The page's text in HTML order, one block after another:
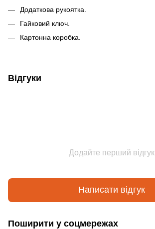
Додаткова рукоятка.
Гайковий ключ.
Картонна коробка.
Відгуки
Додайте перший відгук
Написати відгук
Поширити у соцмережах